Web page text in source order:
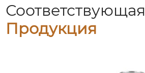
Соответствующая
Продукция